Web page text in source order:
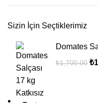
Sizin İçin Seçtiklerimiz
Domates
₺1,700.00 ₺